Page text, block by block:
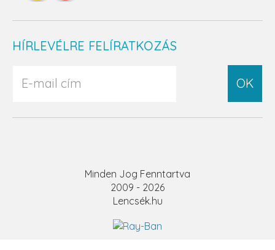
HÍRLEVÉLRE FELÍRATKOZÁS
OK
Minden Jog Fenntartva
2009 - 2026
Lencsék.hu